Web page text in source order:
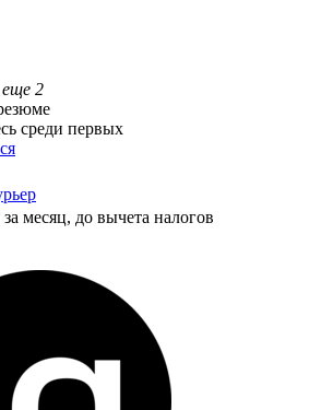
2
среди первых
за месяц, до вычета налогов